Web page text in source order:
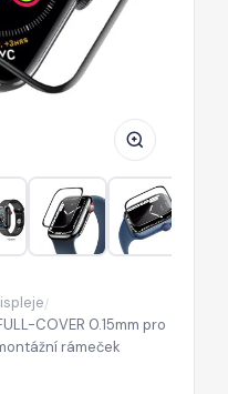
6/SE
/
COVER 0.15mm pro
rámeček